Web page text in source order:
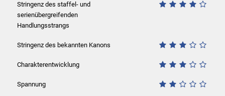
Stringenz des staffel- und
serienübergreifenden
Handlungsstrangs
Stringenz des bekannten Kanons
Charakterentwicklung
Spannung